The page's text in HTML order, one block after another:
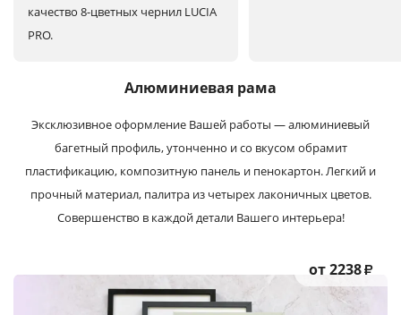
качество 8-цветных чернил LUCIA
PRO.
Алюминиевая рама
Эксклюзивное оформление Вашей работы — алюминиевый
багетный профиль, утонченно и со вкусом обрамит
пластификацию, композитную панель и пенокартон. Легкий и
прочный материал, палитра из четырех лаконичных цветов.
Совершенство в каждой детали Вашего интерьера!
от 2238₽